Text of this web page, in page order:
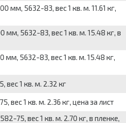
5632-83, вес 1 кв. м. 11.61 кг,
5632-83, вес 1 кв. м. 15.48 кг, в
5632-83, вес 1 кв. м. 15.48 кг,
1 кв. м. 2.32 кг
1 кв. м. 2.36 кг, цена за лист
75, вес 1 кв. м. 2.70 кг, в пленке,